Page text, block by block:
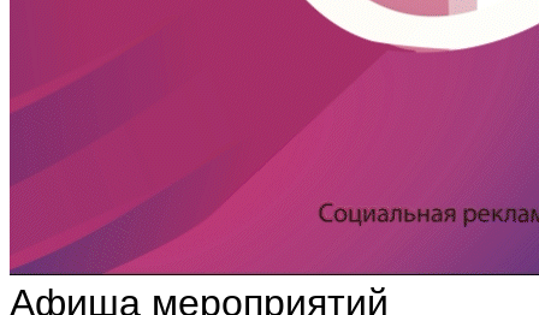
Афиша мероприятий